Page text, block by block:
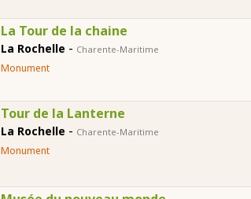
La Tour de la chaine
La Rochelle - Charente-Maritime
Monument
Tour de la Lanterne
La Rochelle - Charente-Maritime
Monument